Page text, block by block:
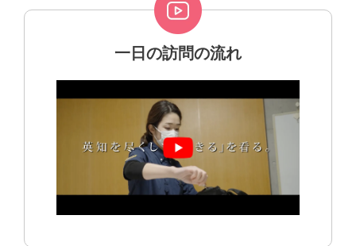
一日の訪問の流れ